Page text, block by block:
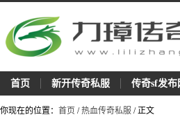
首页 新开传奇私服 传奇sf发布
你现在的位置： 首页 /热血传奇私服 / 正文